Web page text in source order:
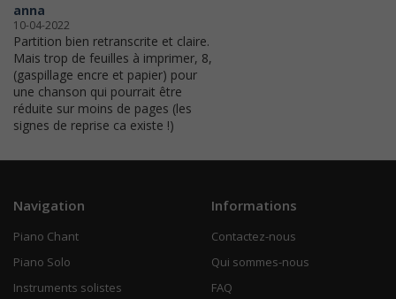
anna
10-04-2022
Partition bien retranscrite et claire.
Mais trop de feuilles à imprimer, 8,
(gaspillage encre et papier) pour
une chanson qui pourrait être
réduite sur moins de pages (les
signes de reprise ca existe !)
Navigation
Piano Chant
Piano Solo
Instruments solistes
Informations
Contactez-nous
Qui sommes-nous
FAQ